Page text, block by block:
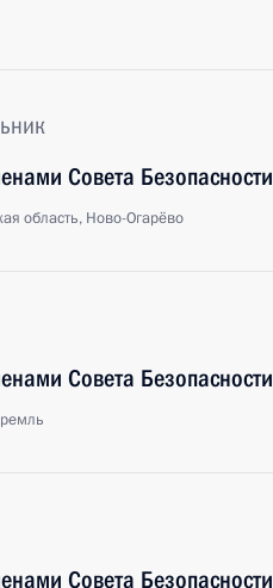
Совета Безопасности
область, Ново-Огарёво
Совета Безопасности
Совета Безопасности